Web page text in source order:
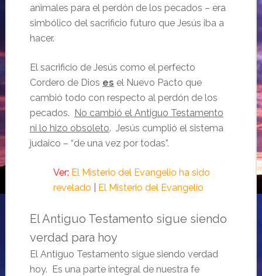
animales para el perdón de los pecados – era
simbólico del sacrificio futuro que Jesús iba a
hacer.
El sacrificio de Jesús como el perfecto
Cordero de Dios es el Nuevo Pacto que
cambió todo con respecto al perdón de los
pecados.
No cambió el Antiguo Testamento
ni lo hizo obsoleto. Jesús cumplió el sistema
judaico – “de una vez por todas”.
Ver: El Misterio del Evangelio ha sido
revelado
El Misterio del Evangelio
El Antiguo Testamento sigue siendo
verdad para hoy
El Antiguo Testamento sigue siendo verdad
hoy. Es una parte integral de nuestra fe